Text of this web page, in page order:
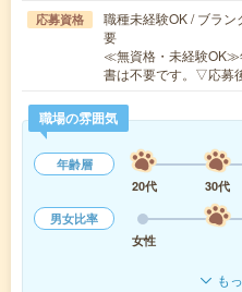
応募資格
職種未経験OK / ブラ
要
≪無資格・未経験
書は不要です。▽応募
職場の雰囲気
年齢層
20代
30代
男女比率
女性
も